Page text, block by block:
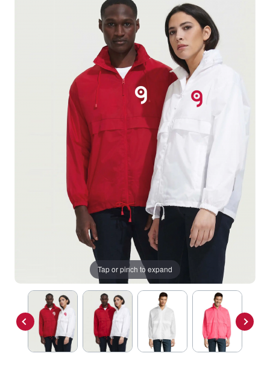
Tap or pinch to expand